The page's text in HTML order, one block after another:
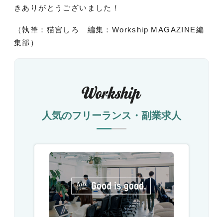
きありがとうございました！
（執筆：猫宮しろ 編集：Workship MAGAZINE編
集部）
人気のフリーランス・副業求人